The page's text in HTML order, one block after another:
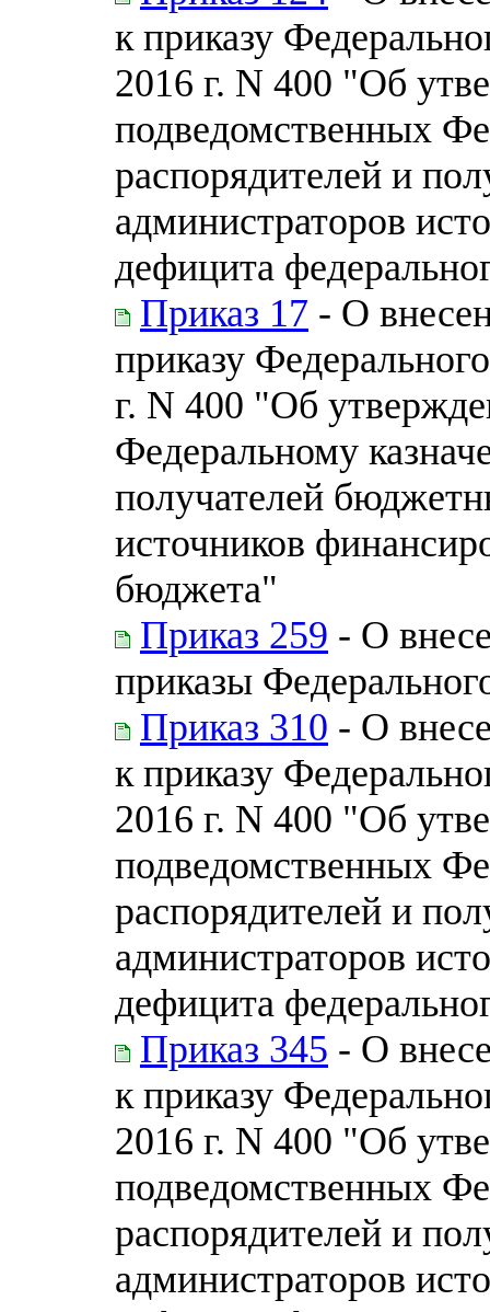
к приказу
2016 г. N 400 "Об
подведомственных
распорядителей и
администраторов
дефицита
Приказ 17 - О
приказу
г. N 400 "Об
Федеральному
получателей
источников
бюджета"
Приказ 259 - О
приказы
Приказ 310 - О
к приказу
2016 г. N 400 "Об
подведомственных
распорядителей и
администраторов
дефицита
Приказ 345 - О
к приказу
2016 г. N 400 "Об
подведомственных
распорядителей и
администраторов